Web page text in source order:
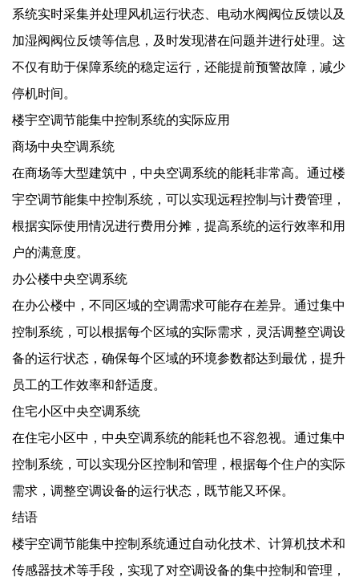
系统实时采集并处理风机运行状态、电动水阀阀位反馈以及
加湿阀阀位反馈等信息，及时发现潜在问题并进行处理。这
不仅有助于保障系统的稳定运行，还能提前预警故障，减少
停机时间。
楼宇空调节能集中控制系统的实际应用
商场中央空调系统
在商场等大型建筑中，中央空调系统的能耗非常高。通过楼
宇空调节能集中控制系统，可以实现远程控制与计费管理，
根据实际使用情况进行费用分摊，提高系统的运行效率和用
户的满意度。
办公楼中央空调系统
在办公楼中，不同区域的空调需求可能存在差异。通过集中
控制系统，可以根据每个区域的实际需求，灵活调整空调设
备的运行状态，确保每个区域的环境参数都达到最优，提升
员工的工作效率和舒适度。
住宅小区中央空调系统
在住宅小区中，中央空调系统的能耗也不容忽视。通过集中
控制系统，可以实现分区控制和管理，根据每个住户的实际
需求，调整空调设备的运行状态，既节能又环保。
结语
楼宇空调节能集中控制系统通过自动化技术、计算机技术和
传感器技术等手段，实现了对空调设备的集中控制和管理，